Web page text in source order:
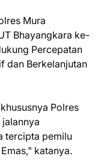
Mura
Bhayangkara ke-
Percepatan
dan Berkelanjutan
Polres
tercipta pemilu
katanya.